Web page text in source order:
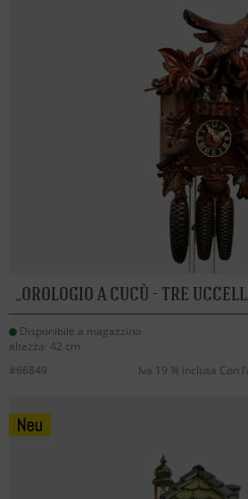
OROLOGIO A CUCÙ - TRE
Disponibile a magazzino
altezza: 42 cm
#66849 Iva 19 % inclusa Con